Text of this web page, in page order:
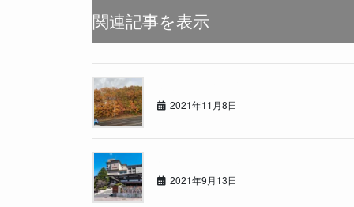
関連記事を表示
2021年11月8日
2021年9月13日